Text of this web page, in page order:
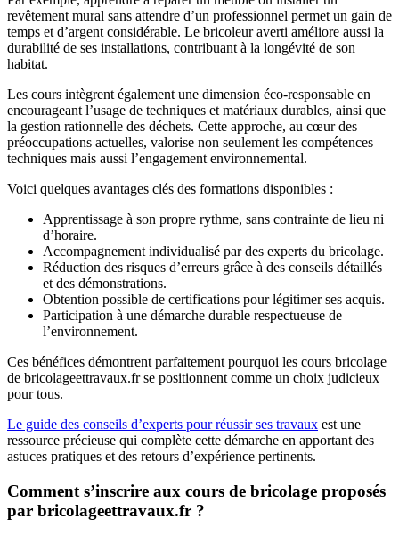
revêtement mural sans attendre d’un professionnel permet un gain de
temps et d’argent considérable. Le bricoleur averti améliore aussi la
durabilité de ses installations, contribuant à la longévité de son
habitat.
Les cours intègrent également une dimension éco-responsable en
encourageant l’usage de techniques et matériaux durables, ainsi que
la gestion rationnelle des déchets. Cette approche, au cœur des
préoccupations actuelles, valorise non seulement les compétences
techniques mais aussi l’engagement environnemental.
Voici quelques avantages clés des formations disponibles :
Apprentissage à son propre rythme, sans contrainte de lieu ni
d’horaire.
Accompagnement individualisé par des experts du bricolage.
Réduction des risques d’erreurs grâce à des conseils détaillés
et des démonstrations.
Obtention possible de certifications pour légitimer ses acquis.
Participation à une démarche durable respectueuse de
l’environnement.
Ces bénéfices démontrent parfaitement pourquoi les cours bricolage
de bricolageettravaux.fr se positionnent comme un choix judicieux
pour tous.
Le guide des conseils d’experts pour réussir ses travaux est une
ressource précieuse qui complète cette démarche en apportant des
astuces pratiques et des retours d’expérience pertinents.
Comment s’inscrire aux cours de bricolage proposés
par bricolageettravaux.fr ?